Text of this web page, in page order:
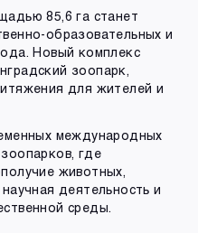
85,6 га станет
образовательных и
Новый комплекс
зоопарк,
для жителей и
международных
где
животных,
деятельность и
среды.